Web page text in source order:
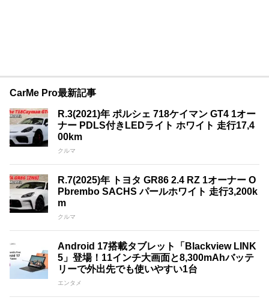
CarMe Pro最新記事
R.3(2021)年 ポルシェ 718ケイマン GT4 1オー
ナー PDLS付きLEDライト ホワイト 走行17,4
00km
クルマ
R.7(2025)年 トヨタ GR86 2.4 RZ 1オーナー O
Pbrembo SACHS パールホワイト 走行3,200k
m
クルマ
Android 17搭載タブレット「Blackview LINK
5」登場！11インチ大画面と8,300mAhバッテ
リーで外出先でも使いやすい1台
エンタメ